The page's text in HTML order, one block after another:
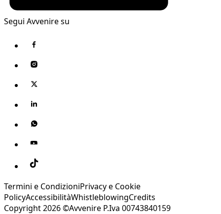
Segui Avvenire su
Termini e CondizioniPrivacy e Cookie
PolicyAccessibilitàWhistleblowingCredits
Copyright 2026 ©Avvenire P.Iva 00743840159